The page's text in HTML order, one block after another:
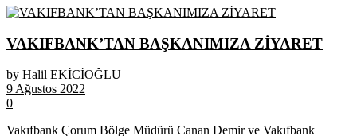
VAKIFBANK’TAN BAŞKANIMIZA ZİYARET
by Halil EKİCİOĞLU
9 Ağustos 2022
0
Vakıfbank Çorum Bölge Müdürü Canan Demir ve Vakıfbank